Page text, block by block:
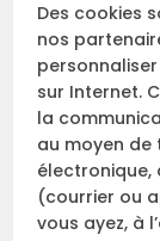
Des cookies
nos
sur Internet.
la
au moyen
électronique,
(courrier ou
vous ayez, à